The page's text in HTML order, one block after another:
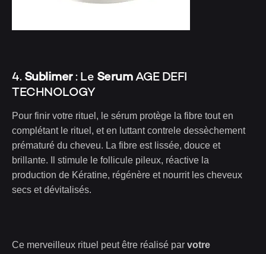
4. Sublimer: Le SerumAGE DEFI
TECHNOLOGY
Pour finir votre rituel, le sérum protège la fibre tout en
complétant le rituel, et en luttant contrele dessèchement
prématuré du cheveu. La fibre est lissée, douce et
brillante. Il stimule le follicule pileux, réactive la
production de Kératine, régénère et nourrit les cheveux
secs et dévitalisés.
Ce merveilleux rituel peut être réalisé par votre